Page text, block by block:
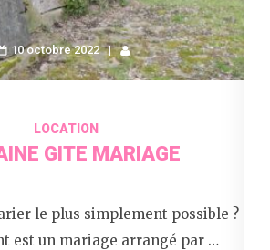
10 octobre 2022
LOCATION
GITE MARIAGE
le plus simplement possible ?
est un mariage arrangé par …